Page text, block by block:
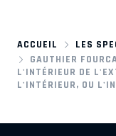
ACCUEIL
LES
GAUTHIER
L'INTÉRIEUR DE
L'INTÉRIEUR, OU